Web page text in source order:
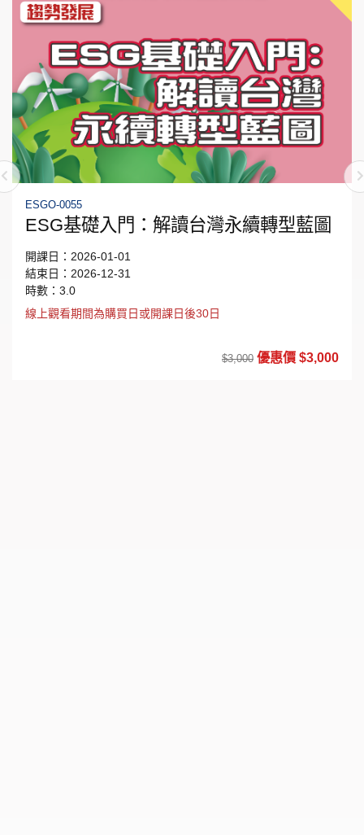
ESGO-0055
ESG基礎入門：解讀台灣永續轉型藍圖
開課日：2026-01-01
結束日：2026-12-31
時數：3.0
線上觀看期間為購買日或開課日後30日
$3,000 優惠價 $3,000